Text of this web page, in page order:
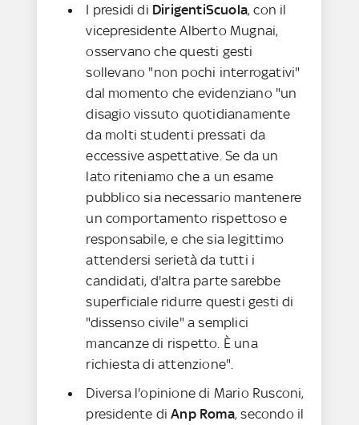
I presidi di DirigentiScuola, con il
vicepresidente Alberto Mugnai,
osservano che questi gesti
sollevano "non pochi interrogativi"
dal momento che evidenziano "un
disagio vissuto quotidianamente
da molti studenti pressati da
eccessive aspettative. Se da un
lato riteniamo che a un esame
pubblico sia necessario mantenere
un comportamento rispettoso e
responsabile, e che sia legittimo
attendersi serietà da tutti i
candidati, d'altra parte sarebbe
superficiale ridurre questi gesti di
"dissenso civile" a semplici
mancanze di rispetto. È una
richiesta di attenzione".
Diversa l'opinione di Mario Rusconi,
presidente diAnp Roma, secondo il